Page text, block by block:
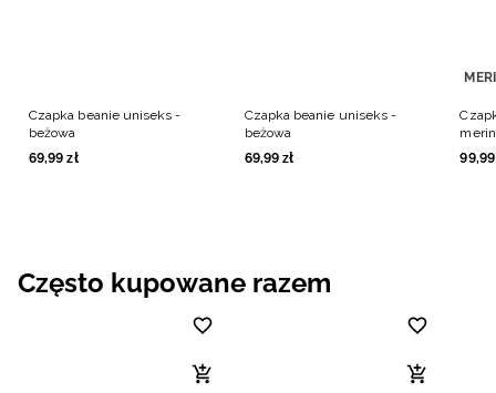
Czapka beanie uniseks -
beżowa
69,99 zł
Czapka beanie uniseks -
beżowa
69,99 zł
99,99
Często kupowane razem